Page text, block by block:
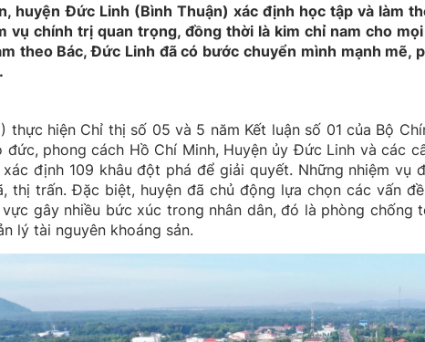
huyện Đức Linh (Bình Thuận) xác định học tập và làm
vụ chính trị quan trọng, đồng thời là kim chỉ nam cho
theo Bác, Đức Linh đã có bước chuyển mình mạnh mẽ,
thực hiện Chỉ thị số 05 và 5 năm Kết luận số 01 của Bộ
phong cách Hồ Chí Minh, Huyện ủy Đức Linh và các
định 109 khâu đột phá để giải quyết. Những nhiệm vụ
thị trấn. Đặc biệt, huyện đã chủ động lựa chọn các vấn
gây nhiều bức xúc trong nhân dân, đó là phòng chống
lý tài nguyên khoáng sản.